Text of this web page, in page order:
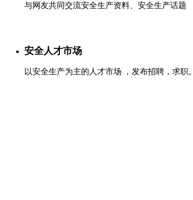
与网友共同交流安全生产资料、安全生产话题
安全人才市场
以安全生产为主的人才市场 ，发布招聘，求职。